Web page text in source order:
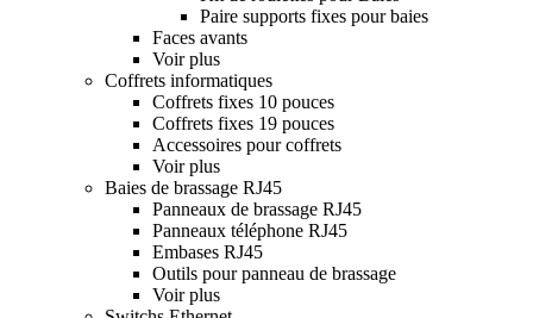
Paire supports fixes pour baies
Faces avants
Voir plus
Coffrets informatiques
Coffrets fixes 10 pouces
Coffrets fixes 19 pouces
Accessoires pour coffrets
Voir plus
Baies de brassage RJ45
Panneaux de brassage RJ45
Panneaux téléphone RJ45
Embases RJ45
Outils pour panneau de brassage
Voir plus